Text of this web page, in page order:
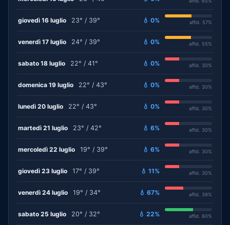
giovedì 16 luglio 23° / 39° 💧 0% affid. 57%
venerdì 17 luglio 24° / 39° 💧 0% affid. 55%
sabato 18 luglio 22° / 41° 💧 0% affid. 30%
domenica 19 luglio 22° / 43° 💧 0% affid. 30%
lunedì 20 luglio 22° / 43° 💧 0% affid. 30%
martedì 21 luglio 23° / 42° 💧 6% affid. 30%
mercoledì 22 luglio 19° / 39° 💧 6% affid. 30%
giovedì 23 luglio 17° / 39° 💧 11% affid. 30%
venerdì 24 luglio 19° / 34° 💧 67% affid. 39%
sabato 25 luglio 20° / 32° 💧 22% affid. 60%